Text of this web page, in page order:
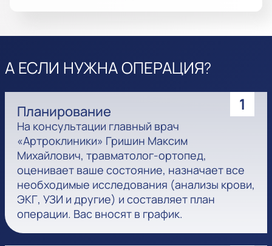
А ЕСЛИ НУЖНА ОПЕРАЦИЯ?
1
Планирование
На консультации главный врач
«Артроклиники» Гришин Максим
Михайлович, травматолог-ортопед,
оценивает ваше состояние, назначает все
необходимые исследования (анализы крови,
ЭКГ, УЗИ и другие) и составляет план
операции. Вас вносят в график.